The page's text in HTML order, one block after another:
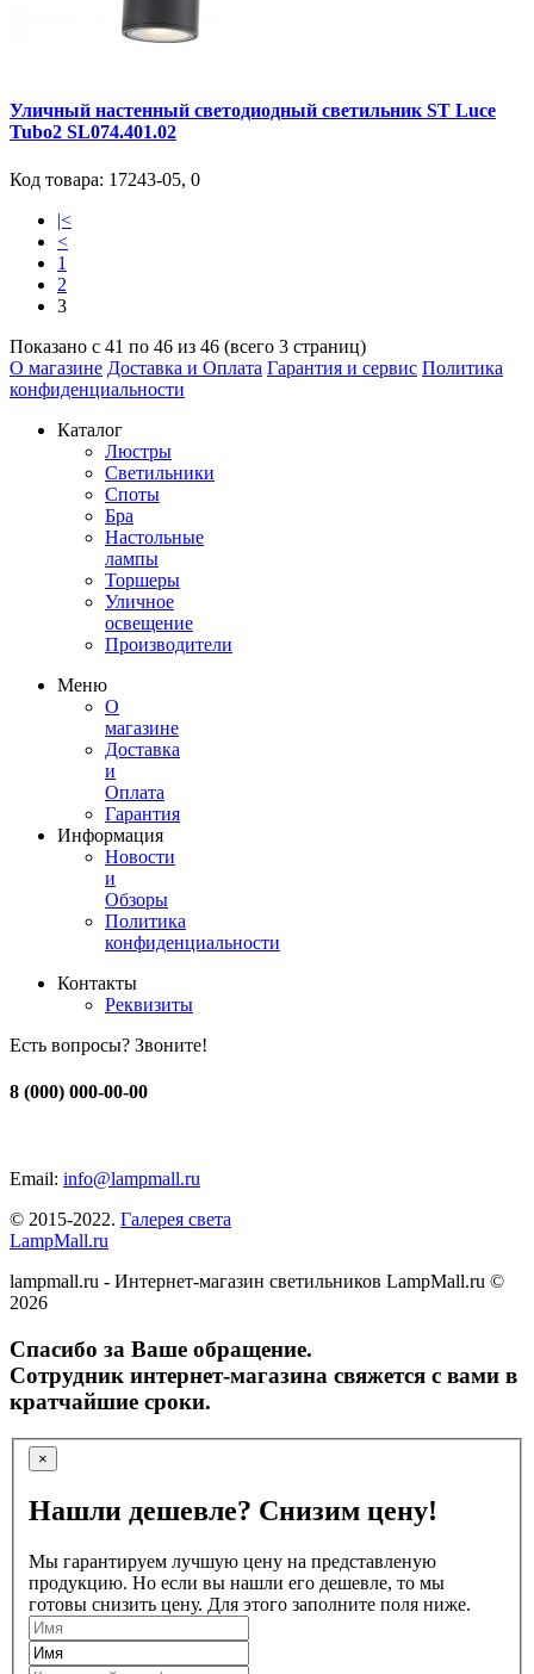
Уличный настенный светодиодный светильник ST Luce
Tubo2 SL074.401.02
Код товара: 17243-05, 0
|<
<
1
2
3
Показано с 41 по 46 из 46 (всего 3 страниц)
О магазине Доставка и Оплата Гарантия и сервис Политика
конфиденциальности
Каталог
Люстры
Светильники
Споты
Бра
Настольные
лампы
Торшеры
Уличное
освещение
Производители
Меню
О
магазине
Доставка
и
Оплата
Гарантия
Информация
Новости
и
Обзоры
Политика
конфиденциальности
Контакты
Реквизиты
Есть вопросы? Звоните!
8 (000) 000-00-00
Email: info@lampmall.ru
© 2015-2022. Галерея света
LampMall.ru
lampmall.ru - Интернет-магазин светильников LampMall.ru ©
2026
Спасибо за Ваше обращение.
Сотрудник интернет-магазина свяжется с вами в
кратчайшие сроки.
×
Нашли дешевле? Снизим цену!
Мы гарантируем лучшую цену на представленую
продукцию. Но если вы нашли его дешевле, то мы
готовы снизить цену. Для этого заполните поля ниже.